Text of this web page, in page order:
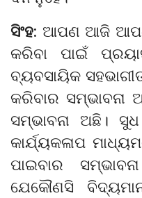
ସିଂହ: ଆପଣ ଆଜି
କରିବା ପାଇଁ
ବ୍ୟବସାୟିକ
କରିବାର ସମ୍ଭାବନା
ସମ୍ଭାବନା ଅଛି।
କାର୍ଯ୍ୟକଳାପ
ପାଇବାର
ଯେକୌଣସି